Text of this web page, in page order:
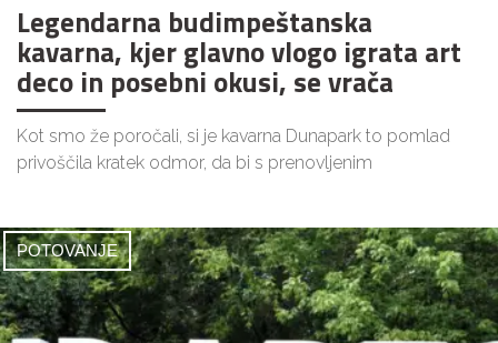
Legendarna budimpeštanska
kavarna, kjer glavno vlogo igrata art
deco in posebni okusi, se vrača
Kot smo že poročali, si je kavarna Dunapark to pomlad
privoščila kratek odmor, da bi s prenovljenim
POTOVANJE